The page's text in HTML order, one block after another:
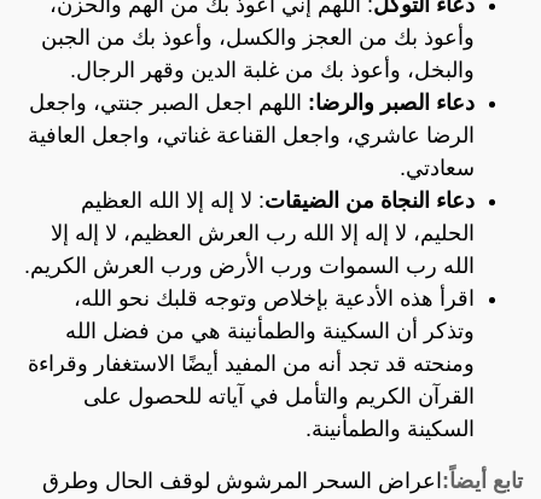
وأعوذ بك من العجز والكسل، وأعوذ بك من الجبن
والبخل، وأعوذ بك من غلبة الدين وقهر الرجال.
دعاء الصبر والرضا: اللهم اجعل الصبر جنتي، واجعل
الرضا عاشري، واجعل القناعة غناتي، واجعل العافية
سعادتي.
دعاء النجاة من الضيقات: لا إله إلا الله العظيم
الحليم، لا إله إلا الله رب العرش العظيم، لا إله إلا
الله رب السموات ورب الأرض ورب العرش الكريم.
اقرأ هذه الأدعية بإخلاص وتوجه قلبك نحو الله،
وتذكر أن السكينة والطمأنينة هي من فضل الله
ومنحته قد تجد أنه من المفيد أيضًا الاستغفار وقراءة
القرآن الكريم والتأمل في آياته للحصول على
السكينة والطمأنينة.
تابع أيضاً:اعراض السحر المرشوش لوقف الحال وطرق